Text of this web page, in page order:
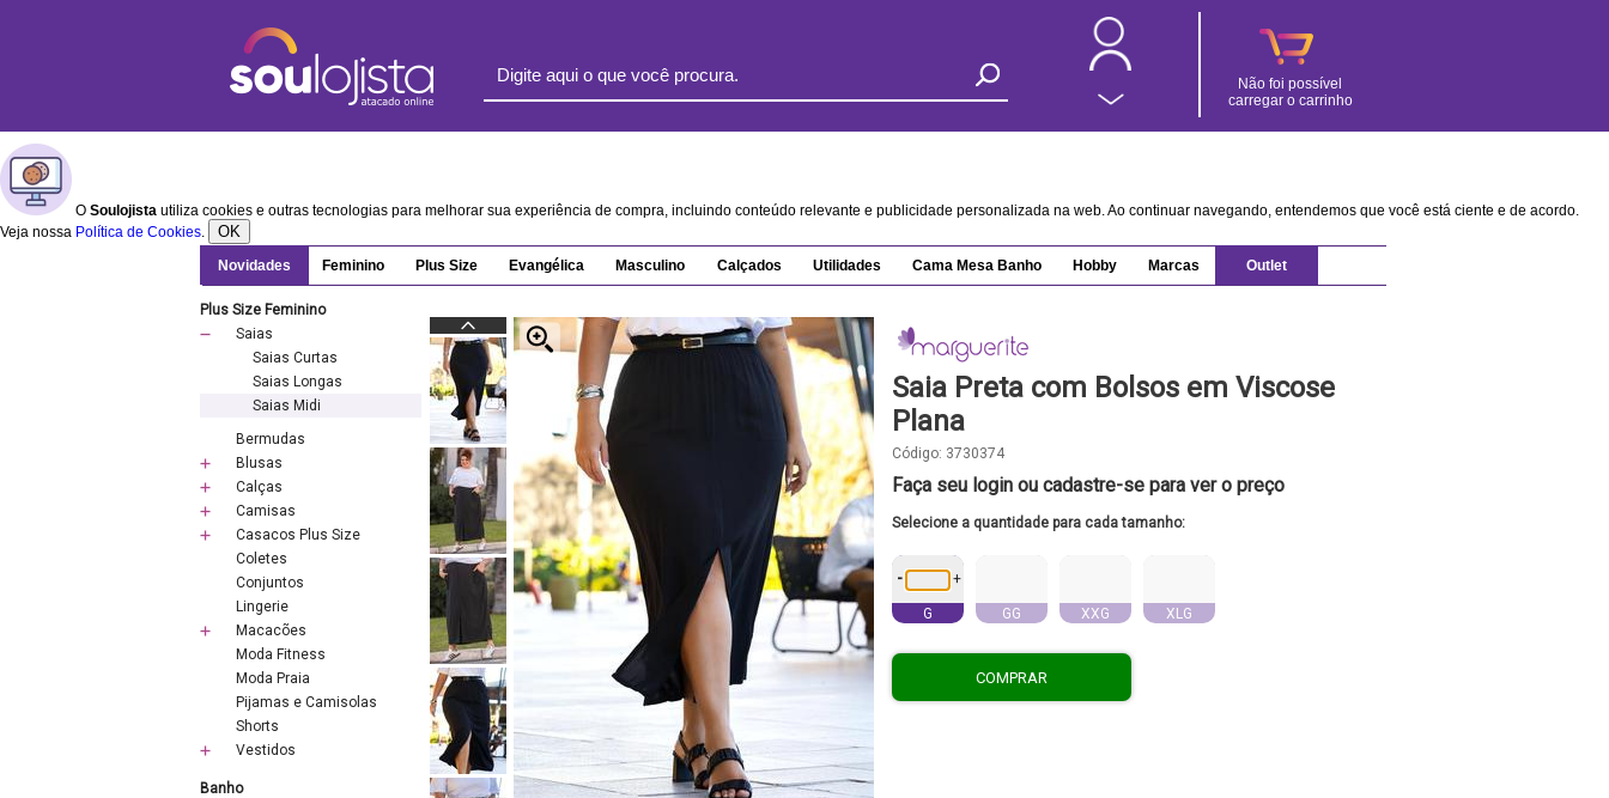
Não foi possível
carregar o carrinho
O Soulojista utiliza cookies e outras tecnologias para melhorar sua experiência de compra, incluindo conteúdo relevante e publicidade personalizada na web. Ao continuar navegando, entendemos que você está ciente e de acordo.
Veja nossa Política de Cookies. OK
Novidades Feminino Plus Size Evangélica Masculino Calçados Utilidades Cama Mesa Banho Hobby Marcas Outlet
Plus Size Feminino
Saias
Saias Curtas
Saias Longas
Saias Midi
Bermudas
Blusas
Calças
Camisas
Casacos Plus Size
Coletes
Conjuntos
Lingerie
Macacões
Moda Fitness
Moda Praia
Pijamas e Camisolas
Shorts
Vestidos
Banho
Saia Preta com Bolsos em Viscose
Plana
Código: 3730374
Faça seu login ou cadastre-se para ver o preço
Selecione a quantidade para cada tamanho:
- +
G GG XXG XLG
COMPRAR